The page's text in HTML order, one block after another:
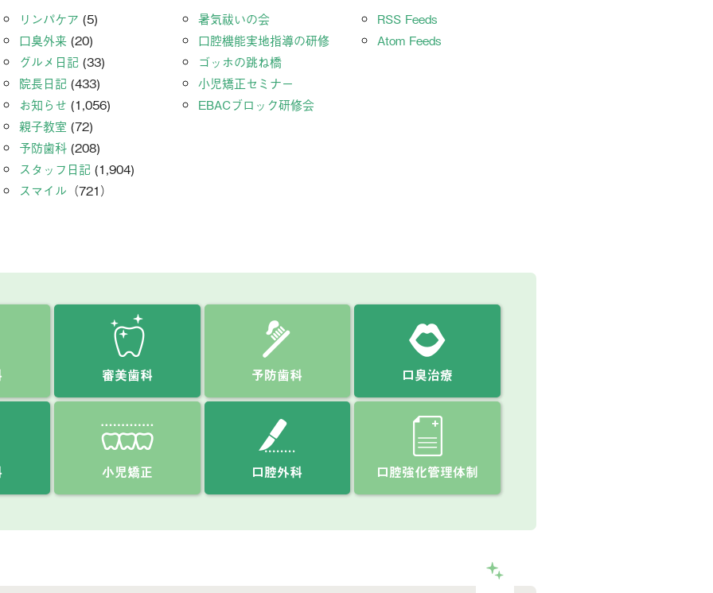
リンパケア (5)
口臭外来 (20)
グルメ日記 (33)
院長日記 (433)
お知らせ (1,056)
親子教室 (72)
予防歯科 (208)
スタッフ日記 (1,904)
スマイル （721）
暑気祓いの会
口腔機能実地指導の研修
ゴッホの跳ね橋
小児矯正セミナー
EBACブロック研修会
RSS Feeds
Atom Feeds
審美歯科 予防歯科 口臭治療
小児矯正 口腔外科 口腔強化管理体制